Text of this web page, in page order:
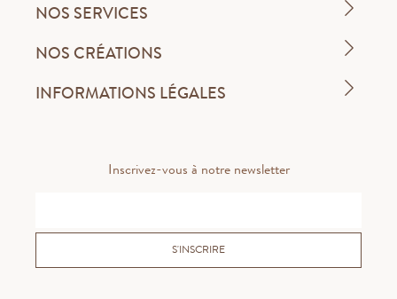
NOS SERVICES
NOS CRÉATIONS
INFORMATIONS LÉGALES
Inscrivez-vous à notre newsletter
S'INSCRIRE